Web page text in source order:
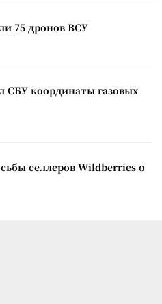
75 дронов ВСУ
СБУ координаты газовых
селлеров Wildberries о